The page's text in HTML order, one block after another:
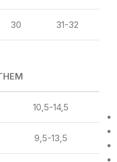
30 31-32
10,5-14,5
9,5-13,5